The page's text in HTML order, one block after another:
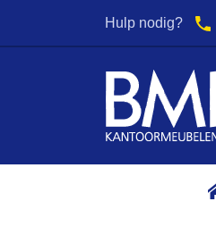
Hulp nodig?
2000 m2 Showroom